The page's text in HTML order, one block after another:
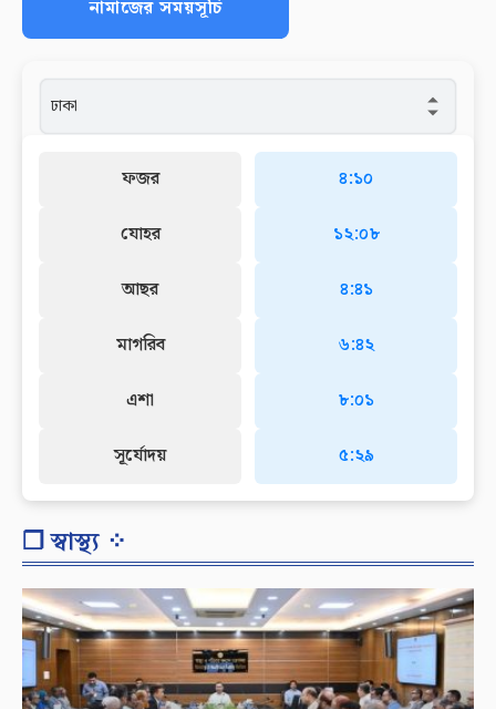
নামাজের সময়সূচি
ফজর
যোহর
আছর
মাগরিব
এশা
সূর্যোদয়
৪:১০
১২:০৮
৪:৪১
৬:৪২
৮:০১
৫:২৯
❐ স্বাস্থ্য ⁘